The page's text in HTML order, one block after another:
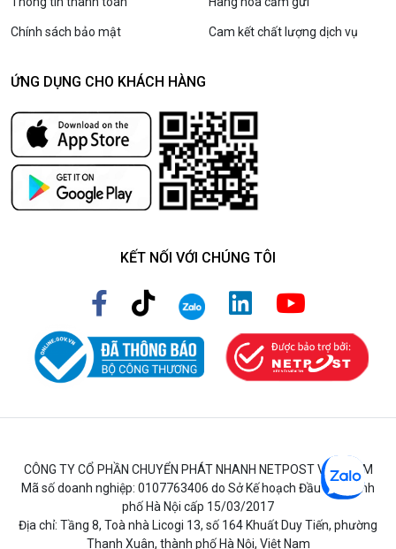
Chính sách bảo mật Cam kết chất lượng dịch vụ
ỨNG DỤNG CHO KHÁCH HÀNG
KẾT NỐI VỚI CHÚNG TÔI
CÔNG TY CỔ PHẦN CHUYỂN PHÁT NHANH NETPOST VIỆT NAM
Mã số doanh nghiệp: 0107763406 do Sở Kế hoạch Đầu tư Thành
phố Hà Nội cấp 15/03/2017
Địa chỉ: Tầng 8, Toà nhà Licogi 13, số 164 Khuất Duy Tiến, phường
Thanh Xuân, thành phố Hà Nội, Việt Nam